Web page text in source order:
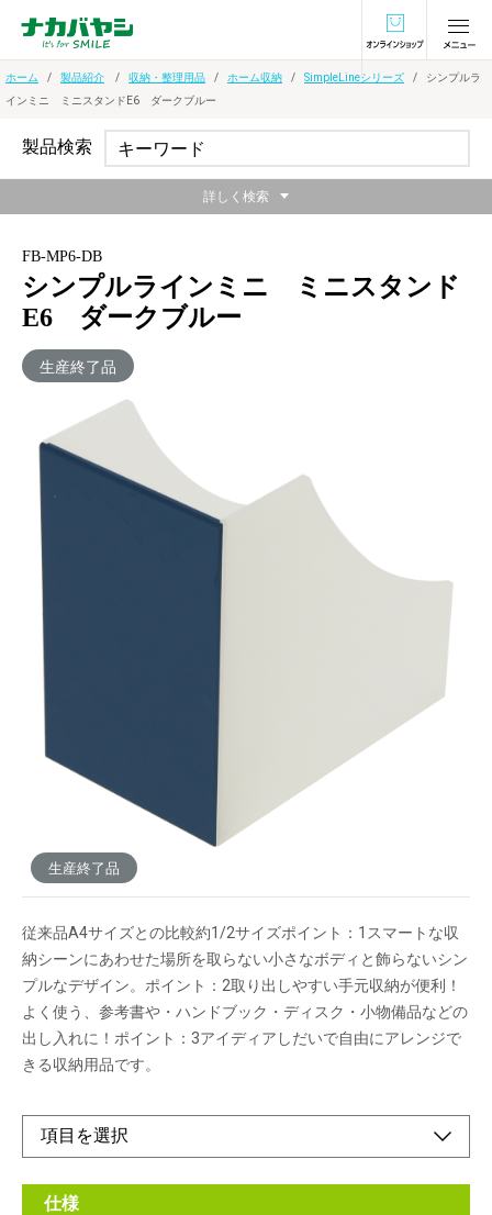
オンラインショ
ホーム 製品紹介 収納・整理用品 ホーム収納 SimpleLineシリーズ
シンプルラ
インミニ ミニスタンドE6 ダークブルー
FB-MP6-DB
シンプルラインミニ ミニスタンド
E6 ダークブルー
生産終了品
よく使うPC・AV機器周辺のディスク・小物の収納
や、学習本・ハンドブック・手帳などの出し入れ
頻度の高い机上の収納に便利なサイズです。直線
的でシンプルなデザインはインテリア性を損なわ
ずリビングでもスマートに収納できます。ミニサ
イズなので奥行きのないデスクや本棚の小ペース
や、引出しなどのインナーにも活用できます。
メーカー希望小売価格：
生産終了品
従来品A4サイズとの比較約1/2サイズポイント：1スマートな収
納シーンにあわせた場所を取らない小さなボディと飾らないシン
プルなデザイン。ポイント：2取り出しやすい手元収納が便利！
よく使う、参考書や・ハンドブック・ディスク・小物備品などの
出し入れに！ポイント：3アイディアしだいで自由にアレンジで
きる収納用品です。
仕様
製品検索
詳しく検索